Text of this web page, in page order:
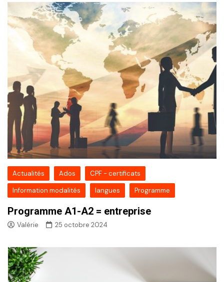
Actualités Ados
CPF - certificats
Information modalités
langues Programme
Programme A1-A2 = entreprise
Valérie 25 octobre 2024